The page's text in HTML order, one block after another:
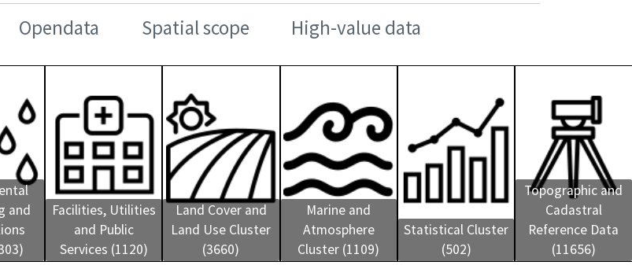
Opendata Spatial scope High-value data
and
Facilities, Utilities
and Public
Services (1120)
Land Cover and
Land Use Cluster
(3660)
Marine and
Atmosphere
Cluster (1109)
Statistical Cluster
(502)
Topographic and
Cadastral
Reference Data
(11656)